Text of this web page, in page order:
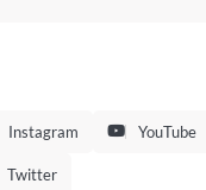
Instagram YouTube
Twitter